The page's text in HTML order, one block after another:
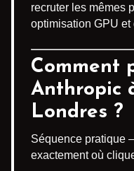
recruter les mêmes
optimisation GPU et
Comment
Anthropic
Londres ?
Séquence pratique
exactement où